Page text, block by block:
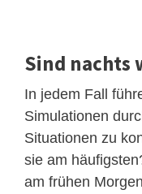
Sind nachts
In jedem Fall
Simulationen
Situationen zu
sie am
am frühen